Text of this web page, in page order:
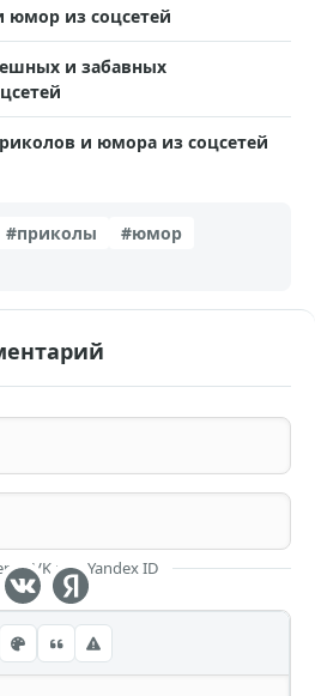
из соцсетей
и забавных
и юмора из соцсетей
#приколы
#юмор
VK или Yandex ID